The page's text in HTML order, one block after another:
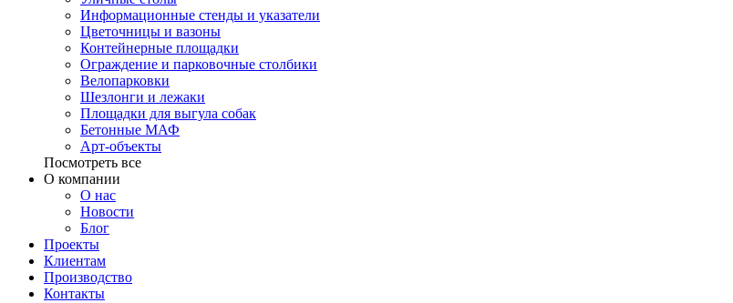
Информационные стенды и указатели
Цветочницы и вазоны
Контейнерные площадки
Ограждение и парковочные столбики
Велопарковки
Шезлонги и лежаки
Площадки для выгула собак
Бетонные МАФ
Арт-объекты
Посмотреть все
О компании
О нас
Новости
Блог
Проекты
Клиентам
Производство
Контакты